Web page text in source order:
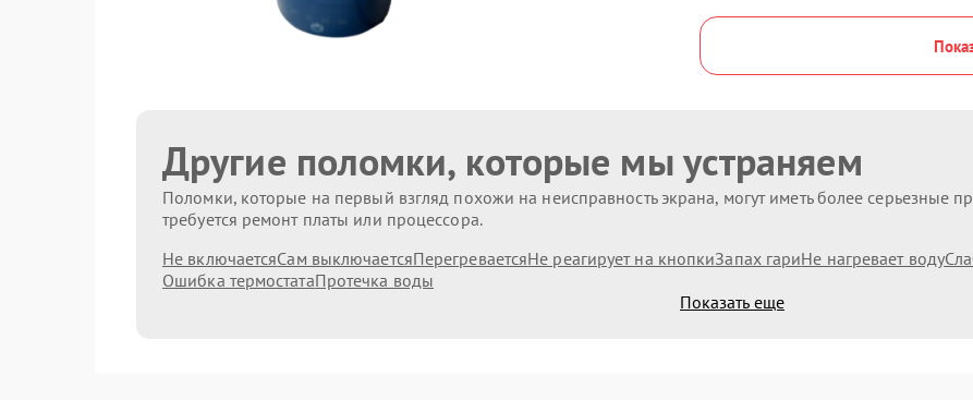
Другие поломки, которые мы устраняем
Поломки, которые на первый взгляд похожи на неисправность экрана, могут иметь более серьезные
требуется ремонт платы или процессора.
Не включаетсяСам выключаетсяПерегреваетсяНе реагирует на кнопкиЗапах гариНе нагревает воду
Ошибка термостатаПротечка воды
Показать еще